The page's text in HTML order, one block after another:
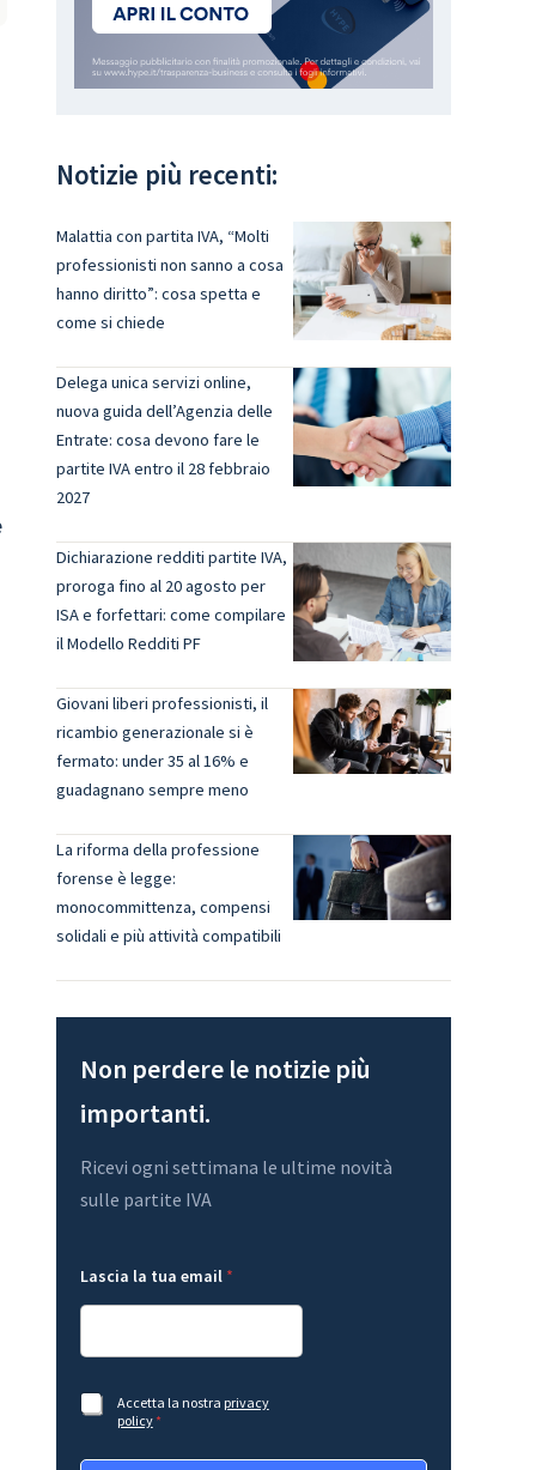
Notizie più recenti:
Malattia con partita IVA, “Molti
professionisti non sanno a cosa
hanno diritto”: cosa spetta e
come si chiede
Delega unica servizi online,
nuova guida dell’Agenzia delle
Entrate: cosa devono fare le
partite IVA entro il 28 febbraio
2027
Dichiarazione redditi partite IVA,
proroga fino al 20 agosto per
ISA e forfettari: come compilare
il Modello Redditi PF
Giovani liberi professionisti, il
ricambio generazionale si è
fermato: under 35 al 16% e
guadagnano sempre meno
La riforma della professione
forense è legge:
monocommittenza, compensi
solidali e più attività compatibili
Non perdere le notizie più
importanti.
Ricevi ogni settimana le ultime novità
sulle partite IVA
a
t
m
a
l
G
t
a
Lascia la tua email *
A
c
e
Accetta la nostra privacy
policy*